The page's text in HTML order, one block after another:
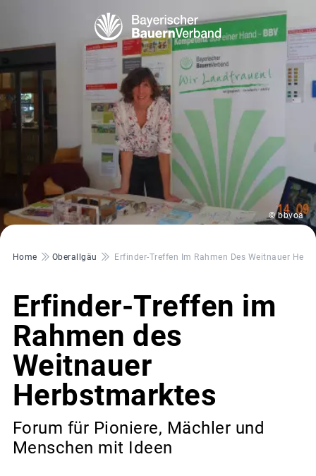
© bbvoa
Pfadnavigation
Home Oberallgäu Erfinder-Treffen Im Rahmen Des Weitnauer
Erfinder-Treffen im
Rahmen des
Weitnauer
Herbstmarktes
Forum für Pioniere, Mächler und
Menschen mit Ideen